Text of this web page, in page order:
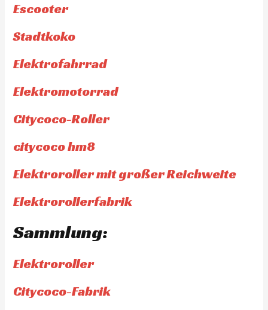
Escooter
Stadtkoko
Elektrofahrrad
Elektromotorrad
Citycoco-Roller
citycoco hm8
Elektroroller mit großer Reichweite
Elektrorollerfabrik
Sammlung:
Elektroroller
Citycoco-Fabrik